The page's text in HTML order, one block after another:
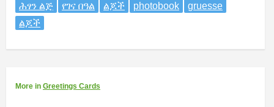
ሕፃን ልጅ
የገና በዓል ልጆች photobook
gruesse
ልጆች
More in Greetings Cards